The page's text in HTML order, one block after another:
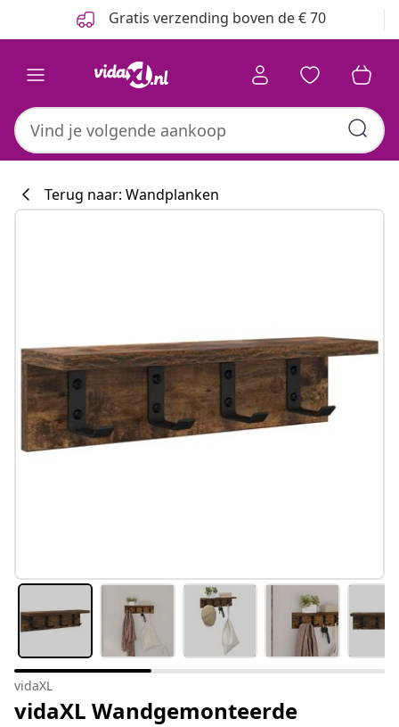
Gratis verzending boven de € 70
Terug naar: Wandplanken
vidaXL
vidaXL Wandgemonteerde